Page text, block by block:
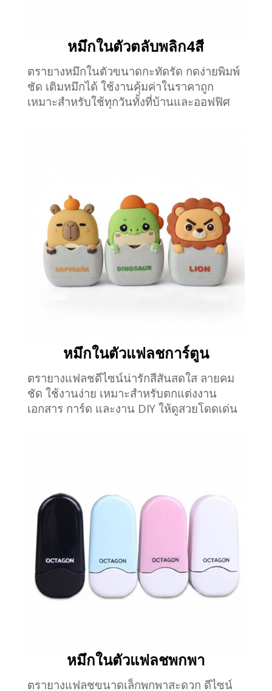
หมึกในตัวตลับพลิก4สี
ตรายางหมึกในตัวขนาดกะทัดรัด กดง่ายพิมพ์
ชัด เติมหมึกได้ ใช้งานคุ้มค่าในราคาถูก
เหมาะสำหรับใช้ทุกวันทั้งที่บ้านและออฟฟิศ
หมึกในตัวแฟลชการ์ตูน
ตรายางแฟลชดีไซน์น่ารักสีสันสดใส ลายคม
ชัด ใช้งานง่าย เหมาะสำหรับตกแต่งงาน
เอกสาร การ์ด และงาน DIY ให้ดูสวยโดดเด่น
หมึกในตัวแฟลชพกพา
ตรายางแฟลชขนาดเล็กพกพาสะดวก ดีไซน์